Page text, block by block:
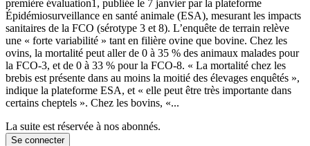
première évaluation1, publiée le 7 janvier par la plateforme
Épidémiosurveillance en santé animale (ESA), mesurant les impacts
sanitaires de la FCO (sérotype 3 et 8). L’enquête de terrain relève
une « forte variabilité » tant en filière ovine que bovine. Chez les
ovins, la mortalité peut aller de 0 à 35 % des animaux malades pour
la FCO-3, et de 0 à 33 % pour la FCO-8. « La mortalité chez les
brebis est présente dans au moins la moitié des élevages enquêtés »,
indique la plateforme ESA, et « elle peut être très importante dans
certains cheptels ». Chez les bovins, «...
La suite est réservée à nos abonnés.
Se connecter